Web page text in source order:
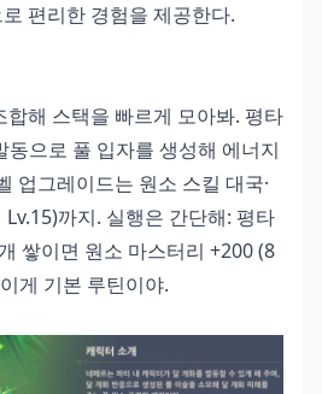
편리한 경험을 제공한다.
합해 스택을 빠르게 모아봐. 평타
동으로 풀 입자를 생성해 에너지
업그레이드는 원소 스킬 대국·
까지. 실행은 간단해: 평타
쌓이면 원소 마스터리 +200 (8
게 기본 루틴이야.